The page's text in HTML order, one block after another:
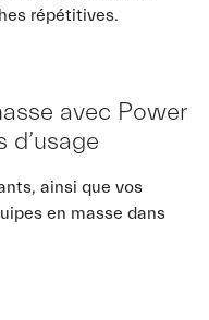
répétitives.
avec Power
d’usage
ainsi que vos
en masse dans